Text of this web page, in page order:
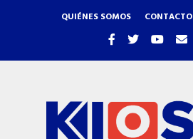
QUIÉNES SOMOS CONTACTO